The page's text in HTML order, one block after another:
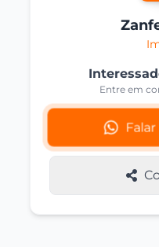
Entre em